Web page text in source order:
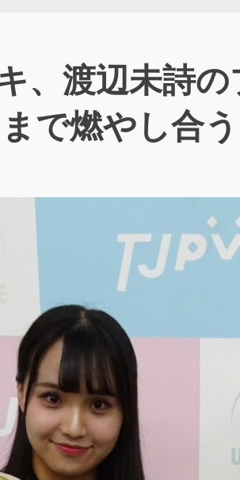
、渡辺未詩
で燃やし合う